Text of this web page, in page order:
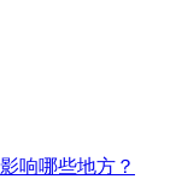
响哪些地方？